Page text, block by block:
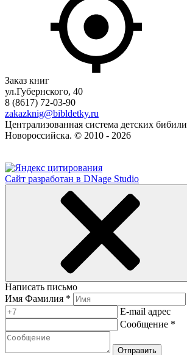
Заказ книг
ул.Губернского, 40
8 (8617) 72-03-90
zakazknig@bibldetky.ru
Централизованная система детских
Новороссийска. © 2010 - 2026
Сайт разработан в DNage Studio
Написать письмо
Имя Фамилия *
E-mail адрес
Сообщение *
Отправить